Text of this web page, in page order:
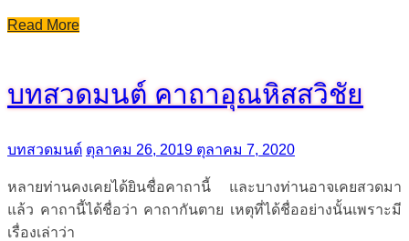
Read More
บทสวดมนต์ คาถาอุณหิสสวิชัย
บทสวดมนต์ ตุลาคม 26, 2019 ตุลาคม 7, 2020
หลายท่านคงเคยได้ยินชื่อคาถานี้ และบางท่านอาจเคยสวดมา
แล้ว คาถานี้ได้ชื่อว่า คาถากันตาย เหตุที่ได้ชื่ออย่างนั้นเพราะมี
เรื่องเล่าว่า